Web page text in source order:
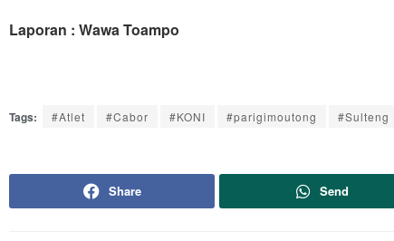
Laporan : Wawa Toampo
Tags: #Atlet #Cabor #KONI #parigimoutong #Sulteng
Share Send